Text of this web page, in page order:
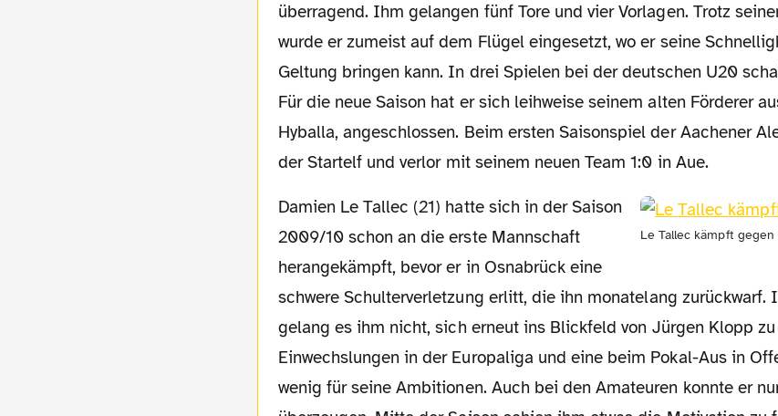
überragend. Ihm gelangen fünf Tore und vier Vorlagen. Trotz
wurde er zumeist auf dem Flügel eingesetzt, wo er seine
Geltung bringen kann. In drei Spielen bei der deutschen U20
Für die neue Saison hat er sich leihweise seinem alten Förderer
Hyballa, angeschlossen. Beim ersten Saisonspiel der Aachener
der Startelf und verlor mit seinem neuen Team 1:0 in Aue.
Le Tallec kämpft
Damien Le Tallec (21) hatte sich in der Saison
2009/10 schon an die erste Mannschaft
herangekämpft, bevor er in Osnabrück eine
schwere Schulterverletzung erlitt, die ihn monatelang zurückwarf.
gelang es ihm nicht, sich erneut ins Blickfeld von Jürgen Klopp
Einwechslungen in der Europaliga und eine beim Pokal-Aus in
wenig für seine Ambitionen. Auch bei den Amateuren konnte er